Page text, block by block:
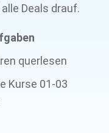
Deals drauf.
querlesen
Kurse 01-03